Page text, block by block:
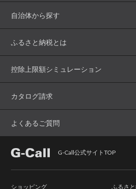
自治体から探す
ふるさと納税とは
控除上限額シミュレーション
カタログ請求
よくあるご質問
G-Call公式サイトTOP
ショッピング ふるさ